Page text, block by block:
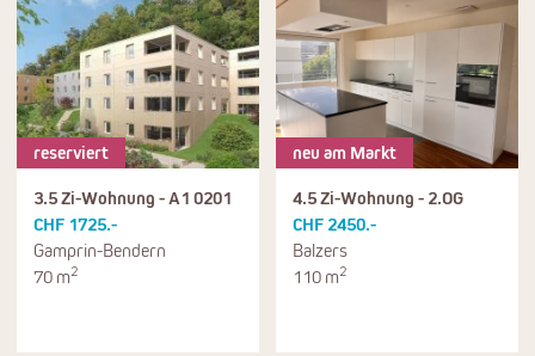
reserviert
3.5 Zi-Wohnung - A1 0201
CHF 1725.-
Gamprin-Bendern
70 m2
neu am Markt
4.5 Zi-Wohnung - 2.OG
CHF 2450.-
Balzers
110 m2